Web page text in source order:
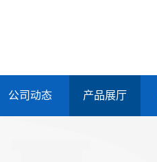
公司动态 产品展厅